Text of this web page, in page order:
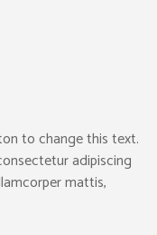
to change this text.
adipiscing
mattis,